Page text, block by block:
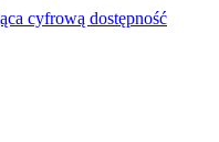
cyfrową dostępność